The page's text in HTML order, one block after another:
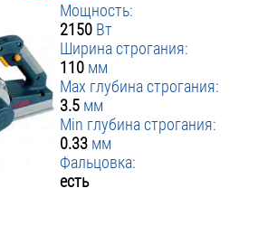
Мощность:
2150 Вт
Ширина строгания:
110 мм
Max глубина строгания:
3.5 мм
Min глубина строгания:
0.33 мм
Фальцовка:
есть